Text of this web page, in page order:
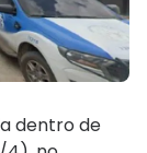
dentro de